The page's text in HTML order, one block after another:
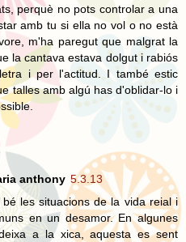
perquè no pots controlar a una
amb tu si ella no vol o no està
m'ha paregut que malgrat la
la cantava estava dolgut i rabiós
i per l'actitud. I també estic
talles amb algú has d'oblidar-lo i
anthony 5.3.13
les situacions de la vida reial i
en un desamor. En algunes
a la xica, aquesta es sent